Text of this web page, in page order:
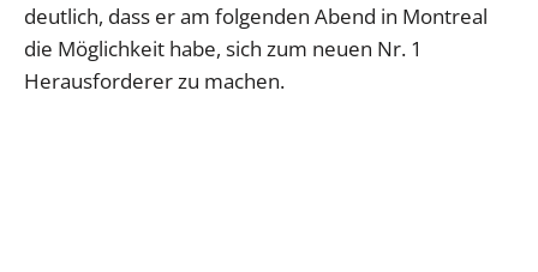
deutlich, dass er am folgenden Abend in Montreal
die Möglichkeit habe, sich zum neuen Nr. 1
Herausforderer zu machen.